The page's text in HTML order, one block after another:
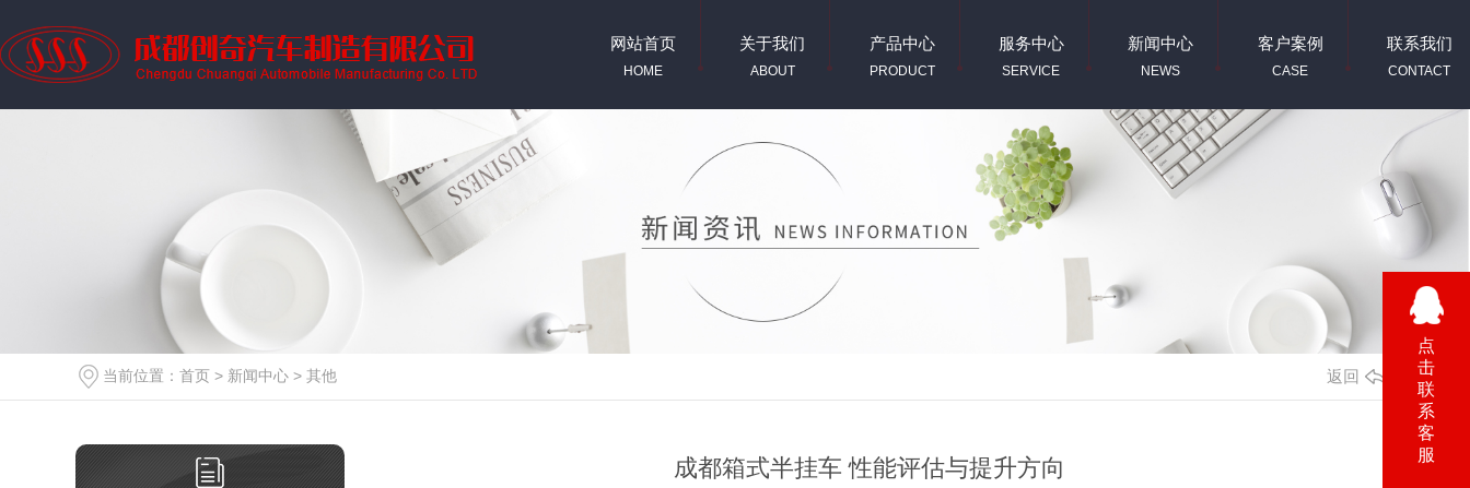
网站首页
HOME
关于我们
ABOUT
产品中心
PRODUCT
服务中心
SERVICE
新闻中心
NEWS
客户案例
CASE
联系我们
CONTACT
当前位置： 首页 > 新闻中心 > 其他 返回
成都箱式半挂车 性能评估与提升方向
点
击
联
系
客
服